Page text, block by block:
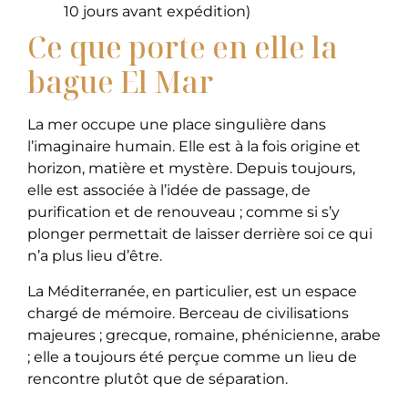
10 jours avant expédition)
Ce que porte en elle la
bague El Mar
La mer occupe une place singulière dans
l’imaginaire humain. Elle est à la fois origine et
horizon, matière et mystère. Depuis toujours,
elle est associée à l’idée de passage, de
purification et de renouveau ; comme si s’y
plonger permettait de laisser derrière soi ce qui
n’a plus lieu d’être.
La Méditerranée, en particulier, est un espace
chargé de mémoire. Berceau de civilisations
majeures ; grecque, romaine, phénicienne, arabe
; elle a toujours été perçue comme un lieu de
rencontre plutôt que de séparation.